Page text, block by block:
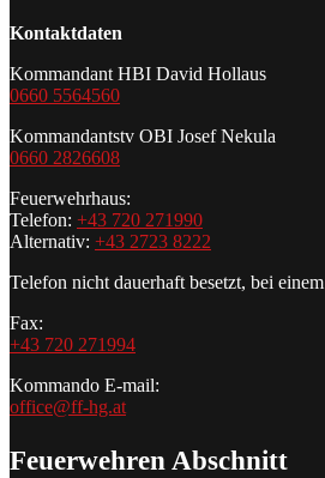
Kontaktdaten
Kommandant HBI David Hollaus
0660 5564560
Kommandantstv OBI Josef Nekula
0660 2826608
Feuerwehrhaus:
Telefon: +43 720 271990
Alternativ: +43 2723 8222
Telefon nicht dauerhaft besetzt, bei einem
Fax:
+43 720 271994
Kommando E-mail:
office@ff-hg.at
Feuerwehren Abschnitt